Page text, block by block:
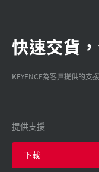
快速交貨
KEYENCE為客戸提供的支
提供支援
下載